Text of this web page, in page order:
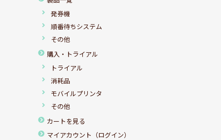
発券機
順番待ちシステム
その他
購入・トライアル
トライアル
消耗品
モバイルプリンタ
その他
カートを見る
マイアカウント（ログイン）